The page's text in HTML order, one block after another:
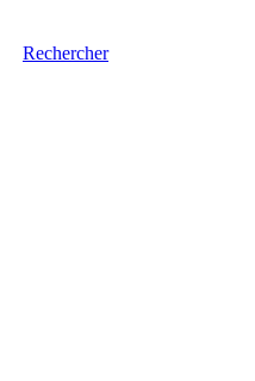
Rechercher